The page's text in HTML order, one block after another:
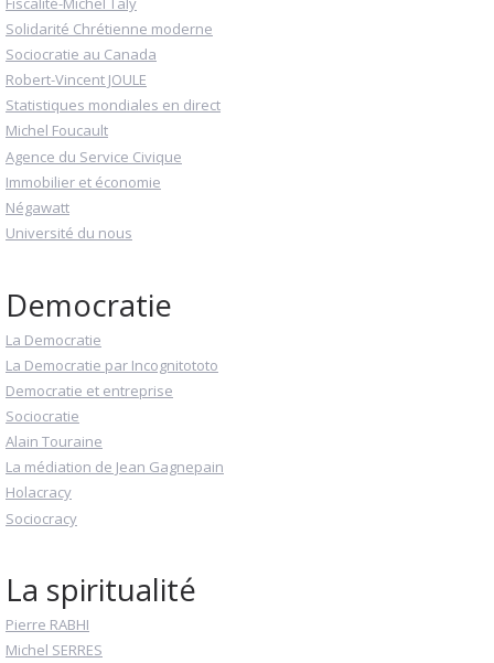
Solidarité Chrétienne moderne
Sociocratie au Canada
Robert-Vincent JOULE
Statistiques mondiales en direct
Michel Foucault
Agence du Service Civique
Immobilier et économie
Négawatt
Université du nous
Democratie
La Democratie
La Democratie par Incognitototo
Democratie et entreprise
Sociocratie
Alain Touraine
La médiation de Jean Gagnepain
Holacracy
Sociocracy
La spiritualité
Pierre RABHI
Michel SERRES